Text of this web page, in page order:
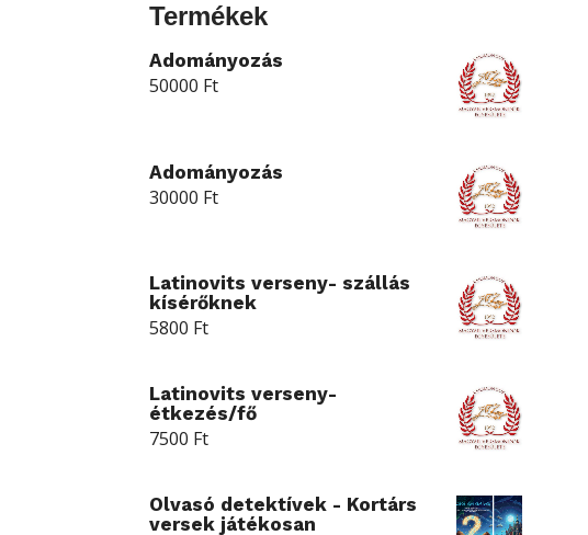
Termékek
Adományozás
50000 Ft
Adományozás
30000 Ft
Latinovits verseny- szállás
kísérőknek
5800 Ft
Latinovits verseny-
étkezés/fő
7500 Ft
Olvasó detektívek - Kortárs
versek játékosan